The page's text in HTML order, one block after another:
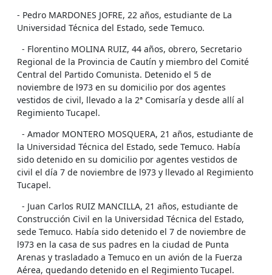
- Pedro MARDONES JOFRE, 22 años, estudiante de La
Universidad Técnica del Estado, sede Temuco.
- Florentino MOLINA RUIZ, 44 años, obrero, Secretario
Regional de la Provincia de Cautín y miembro del Comité
Central del Partido Comunista. Detenido el 5 de
noviembre de l973 en su domicilio por dos agentes
vestidos de civil, llevado a la 2ª Comisaría y desde allí al
Regimiento Tucapel.
- Amador MONTERO MOSQUERA, 21 años, estudiante de
la Universidad Técnica del Estado, sede Temuco. Había
sido detenido en su domicilio por agentes vestidos de
civil el día 7 de noviembre de l973 y llevado al Regimiento
Tucapel.
- Juan Carlos RUIZ MANCILLA, 21 años, estudiante de
Construcción Civil en la Universidad Técnica del Estado,
sede Temuco. Había sido detenido el 7 de noviembre de
l973 en la casa de sus padres en la ciudad de Punta
Arenas y trasladado a Temuco en un avión de la Fuerza
Aérea, quedando detenido en el Regimiento Tucapel.